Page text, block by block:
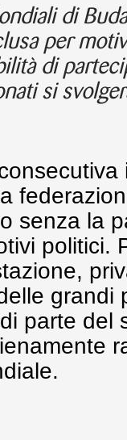
di
per
di
si
senza la
politici.
grandi
parte del